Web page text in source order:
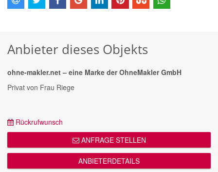
Anbieter dieses Objekts
ohne-makler.net – eine Marke der OhneMakler GmbH
Privat von Frau Riege
Rückrufwunsch
ANFRAGE STELLEN
ANBIETERDETAILS